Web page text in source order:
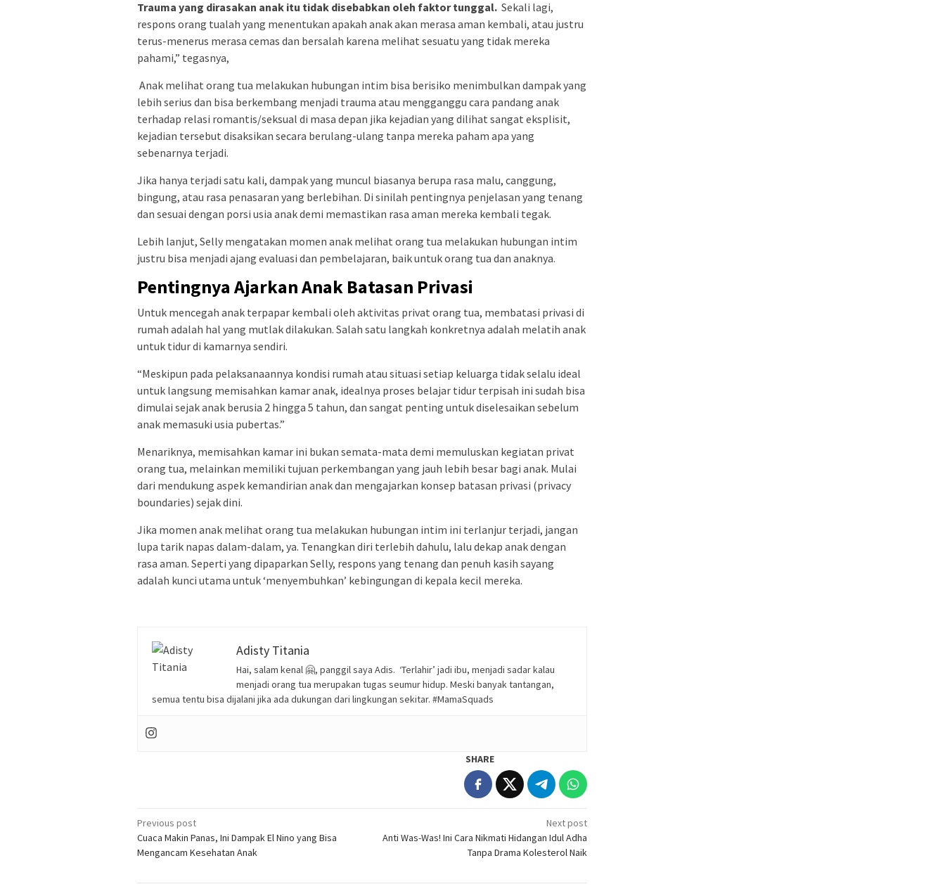
Trauma yang dirasakan anak itu tidak disebabkan oleh faktor tunggal. Sekali lagi,
respons orang tualah yang menentukan apakah anak akan merasa aman kembali, atau justru
terus-menerus merasa cemas dan bersalah karena melihat sesuatu yang tidak mereka
pahami,” tegasnya,
Anak melihat orang tua melakukan hubungan intim bisa berisiko menimbulkan dampak yang
lebih serius dan bisa berkembang menjadi trauma atau mengganggu cara pandang anak
terhadap relasi romantis/seksual di masa depan jika kejadian yang dilihat sangat eksplisit,
kejadian tersebut disaksikan secara berulang-ulang tanpa mereka paham apa yang
sebenarnya terjadi.
Jika hanya terjadi satu kali, dampak yang muncul biasanya berupa rasa malu, canggung,
bingung, atau rasa penasaran yang berlebihan. Di sinilah pentingnya penjelasan yang tenang
dan sesuai dengan porsi usia anak demi memastikan rasa aman mereka kembali tegak.
Lebih lanjut, Selly mengatakan momen anak melihat orang tua melakukan hubungan intim
justru bisa menjadi ajang evaluasi dan pembelajaran, baik untuk orang tua dan anaknya.
Pentingnya Ajarkan Anak Batasan Privasi
Untuk mencegah anak terpapar kembali oleh aktivitas privat orang tua, membatasi privasi di
rumah adalah hal yang mutlak dilakukan. Salah satu langkah konkretnya adalah melatih anak
untuk tidur di kamarnya sendiri.
“Meskipun pada pelaksanaannya kondisi rumah atau situasi setiap keluarga tidak selalu ideal
untuk langsung memisahkan kamar anak, idealnya proses belajar tidur terpisah ini sudah bisa
dimulai sejak anak berusia 2 hingga 5 tahun, dan sangat penting untuk diselesaikan sebelum
anak memasuki usia pubertas.”
Menariknya, memisahkan kamar ini bukan semata-mata demi memuluskan kegiatan privat
orang tua, melainkan memiliki tujuan perkembangan yang jauh lebih besar bagi anak. Mulai
dari mendukung aspek kemandirian anak dan mengajarkan konsep batasan privasi (privacy
boundaries) sejak dini.
Jika momen anak melihat orang tua melakukan hubungan intim ini terlanjur terjadi, jangan
lupa tarik napas dalam-dalam, ya. Tenangkan diri terlebih dahulu, lalu dekap anak dengan
rasa aman. Seperti yang dipaparkan Selly, respons yang tenang dan penuh kasih sayang
adalah kunci utama untuk ‘menyembuhkan’ kebingungan di kepala kecil mereka.
Adisty Titania
Hai, salam kenal 🤗, panggil saya Adis. ‘Terlahir’ jadi ibu, menjadi sadar kalau
menjadi orang tua merupakan tugas seumur hidup. Meski banyak tantangan,
semua tentu bisa dijalani jika ada dukungan dari lingkungan sekitar. #MamaSquads
SHARE
Post
navigation
Previous post
Cuaca Makin Panas, Ini Dampak El Nino yang Bisa
Mengancam Kesehatan Anak
Next post
Anti Was-Was! Ini Cara Nikmati Hidangan Idul Adha
Tanpa Drama Kolesterol Naik